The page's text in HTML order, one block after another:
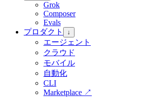
Grok
Composer
Evals
プロダクト
↓
エージェント
クラウド
モバイル
自動化
CLI
Marketplace ↗